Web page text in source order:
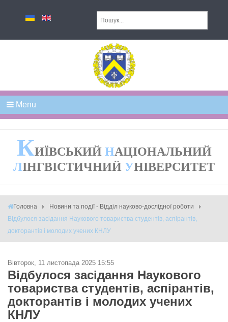
Menu
КИЇВСЬКИЙ НАЦІОНАЛЬНИЙ
ЛІНГВІСТИЧНИЙ УНІВЕРСИТЕТ
Головна
Новини та події - Відділ науково-дослідної роботи
Відбулося засідання Наукового товариства студентів, аспірантів,
докторантів і молодих учених КНЛУ
Вівторок, 11 листопада 2025 15:55
Відбулося засідання Наукового
товариства студентів, аспірантів,
докторантів і молодих учених
КНЛУ